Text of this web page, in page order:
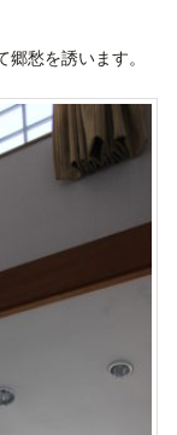
愁を誘います。